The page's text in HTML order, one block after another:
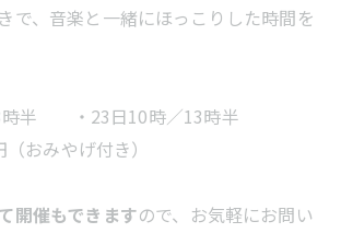
で、音楽と一緒にほっこりした時間を
時半 ・23日10時／13時半
おみやげ付き）
開催もできますので、お気軽にお問い